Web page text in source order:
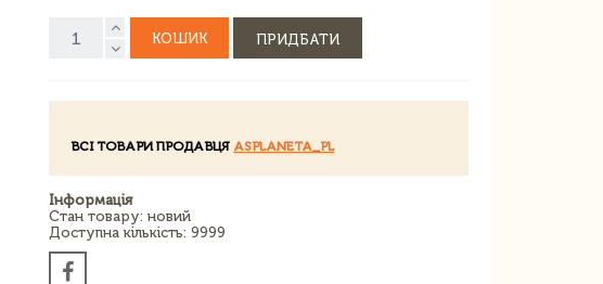
КОШИК ПРИДБАТИ
ВСІ ТОВАРИ ПРОДАВЦЯ ASPLANETA_PL
Інформація
Стан товару: новий
Доступна кількість: 9999